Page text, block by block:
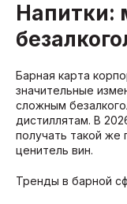
Напитки:
Барная карта
значительные
сложным
дистиллятам. В
получать такой же
ценитель вин.
Тренды в барной